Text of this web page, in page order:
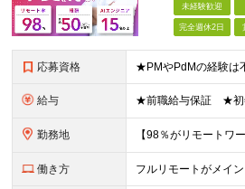
未経験歓迎
完全週休2日
応募資格
給与
勤務地
働き方 フルリモートがメイン